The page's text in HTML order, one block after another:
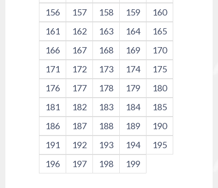
156
157 158 159
160
161
162 163 164
165
166
167 168 169
170
171
172 173 174
175
176
177 178 179
180
181
182 183 184
185
186
187 188 189
190
191
192 193 194
195
196
197 198 199